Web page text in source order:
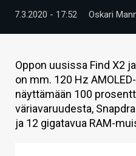
VIDEOT
TECHBBS
TIETOA
HINTA.FI
KAUPPA
7.3.2020 - 17:52 Oskari
Oppon uusissa Find X2
on mm. 120 Hz
näyttämään 100
väriavaruudesta,
ja 12 gigatavua RAM-